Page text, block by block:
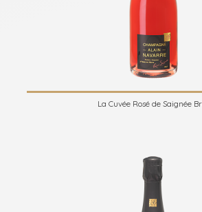
La Cuvée Rosé de Saignée